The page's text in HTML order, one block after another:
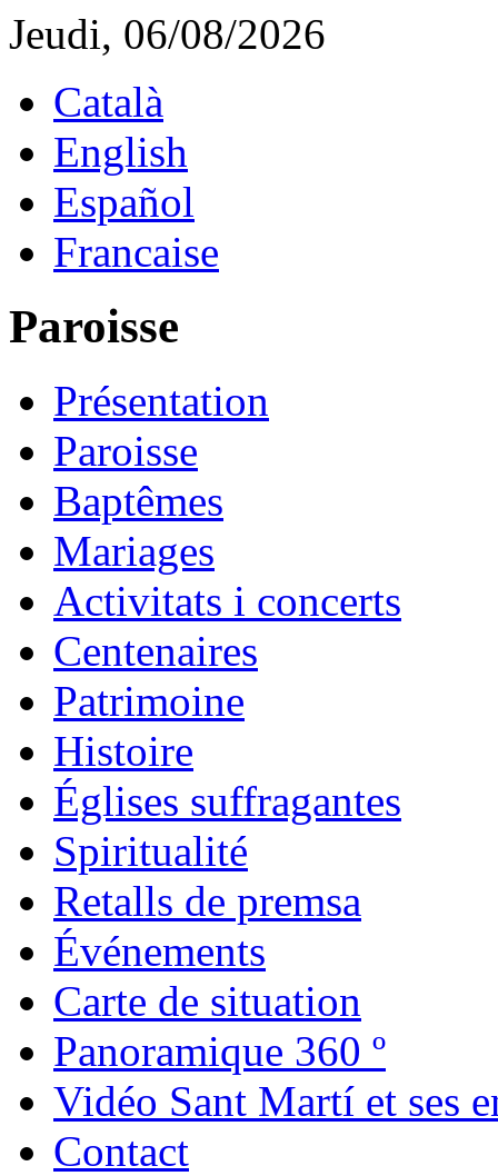
Jeudi, 06/08/2026
Català
English
Español
Francaise
Paroisse
Présentation
Paroisse
Baptêmes
Mariages
Activitats i concerts
Centenaires
Patrimoine
Histoire
Églises suffragantes
Spiritualité
Retalls de premsa
Événements
Carte de situation
Panoramique 360 º
Vidéo Sant Martí et ses
Contact